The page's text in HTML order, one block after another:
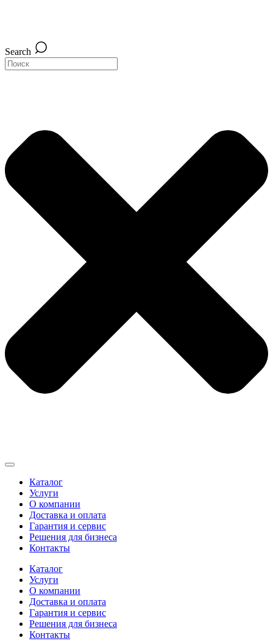
Search
Каталог
Услуги
О компании
Доставка и оплата
Гарантия и сервис
Решения для бизнеса
Контакты
Каталог
Услуги
О компании
Доставка и оплата
Гарантия и сервис
Решения для бизнеса
Контакты